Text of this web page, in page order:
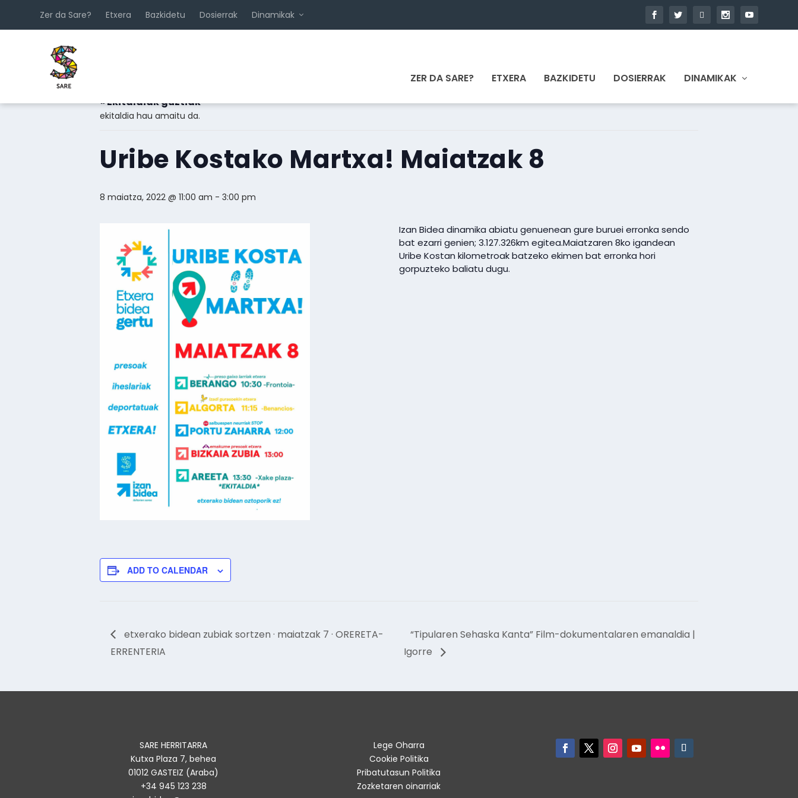
Zer da Sare? Etxera Bazkidetu Dosierrak Dinamikak
ZER DA SARE? ETXERA BAZKIDETU DOSIERRAK
DINAMIKAK
« Ekitaldiak guztiak
ekitaldia hau amaitu da.
Uribe Kostako Martxa! Maiatzak 8
8 maiatza, 2022 @ 11:00 am - 3:00 pm
Izan Bidea dinamika abiatu genuenean gure buruei erronka sendo
bat ezarri genien; 3.127.326km egitea.Maiatzaren 8ko igandean
Uribe Kostan kilometroak batzeko ekimen bat erronka hori
gorpuzteko baliatu dugu.
ADD TO CALENDAR
etxerako bidean zubiak sortzen · maiatzak 7 · ORERETA-
ERRENTERIA
“Tipularen Sehaska Kanta” Film-dokumentalaren emanaldia |
Igorre
SARE HERRITARRA
Kutxa Plaza 7, behea
01012 GASTEIZ (Araba)
+34 945 123 238
Lege Oharra
Cookie Politika
Pribatutasun Politika
Zozketaren oinarriak